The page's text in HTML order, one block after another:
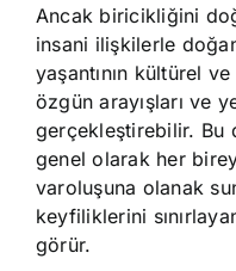
Ancak biricikliğini
insani ilişkilerle
yaşantının kültürel
özgün arayışları ve
gerçekleştirebilir. Bu
genel olarak her
varoluşuna olanak
keyfiliklerini
görür.